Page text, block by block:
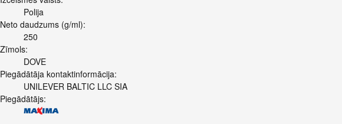
Polija
Neto daudzums (g/ml):
250
Zīmols:
DOVE
Piegādātāja kontaktinformācija:
UNILEVER BALTIC LLC SIA
Piegādātājs: